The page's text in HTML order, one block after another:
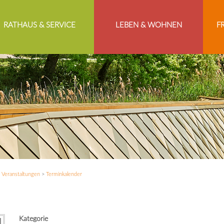
RATHAUS & SERVICE LEBEN & WOHNEN
Veranstaltungen> Terminkalender
Kategorie